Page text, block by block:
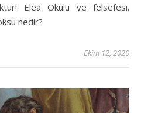
Elea Okulu ve felsefesi.
nedir?
Ekim 12, 2020